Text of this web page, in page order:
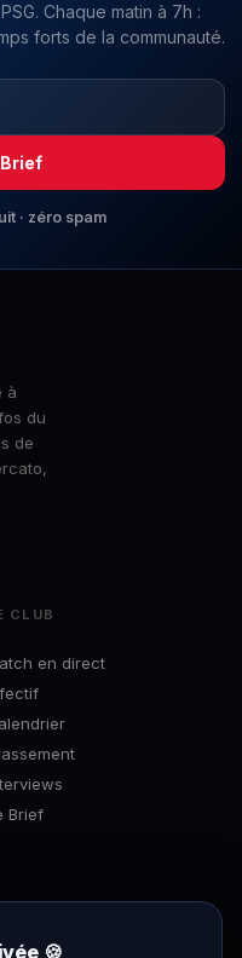
Chaque matin à 7h :
forts de la communauté.
· zéro spam
à
du
de
CLUB
en direct
Brief
🍪